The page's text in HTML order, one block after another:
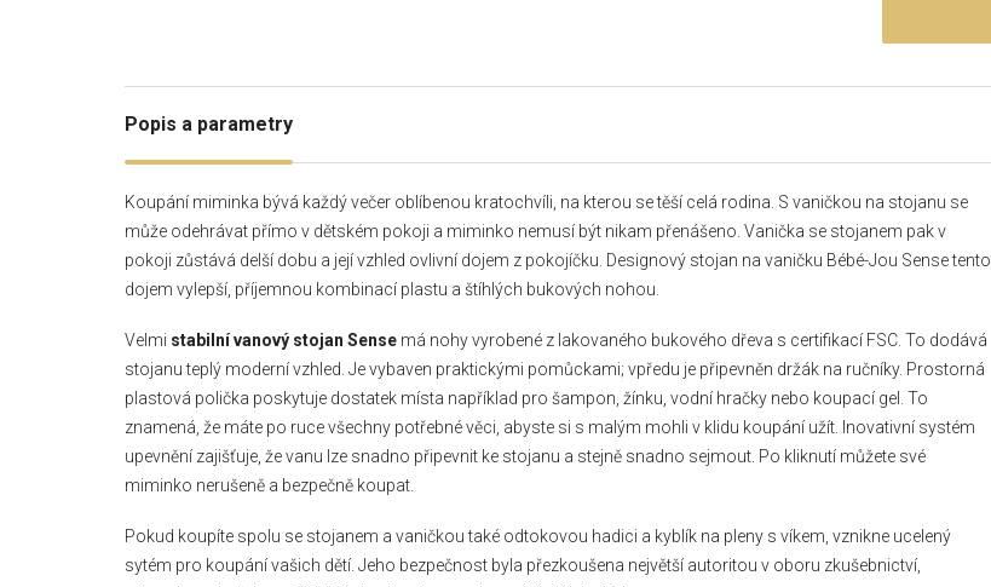
Popis a parametry
Koupání miminka bývá každý večer oblíbenou kratochvíli, na kterou se těší celá rodina. S vaničkou na stojanu se
může odehrávat přímo v dětském pokoji a miminko nemusí být nikam přenášeno. Vanička se stojanem pak v
pokoji zůstává delší dobu a její vzhled ovlivní dojem z pokojíčku. Designový stojan na vaničku Bébé-Jou Sense tento
dojem vylepší, příjemnou kombinací plastu a štíhlých bukových nohou.
Velmi stabilní vanový stojan Sense má nohy vyrobené z lakovaného bukového dřeva s certifikací FSC. To dodává
stojanu teplý moderní vzhled. Je vybaven praktickými pomůckami; vpředu je připevněn držák na ručníky. Prostorná
plastová polička poskytuje dostatek místa například pro šampon, žínku, vodní hračky nebo koupací gel. To
znamená, že máte po ruce všechny potřebné věci, abyste si s malým mohli v klidu koupání užít. Inovativní systém
upevnění zajišťuje, že vanu lze snadno připevnit ke stojanu a stejně snadno sejmout. Po kliknutí můžete své
miminko nerušeně a bezpečně koupat.
Pokud koupíte spolu se stojanem a vaničkou také odtokovou hadici a kyblík na pleny s víkem, vznikne ucelený
sytém pro koupání vašich dětí. Jeho bezpečnost byla přezkoušena největší autoritou v oboru zkušebnictví,